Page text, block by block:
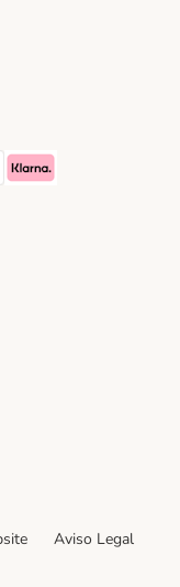
Method
Method
Klarna Payment Method
Aviso Legal